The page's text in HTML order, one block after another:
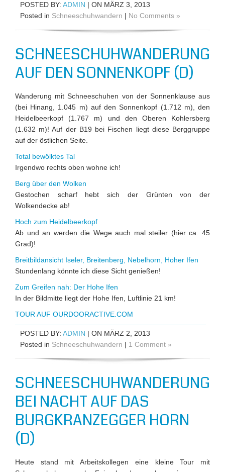
POSTED BY: ADMIN | ON MÄRZ 3, 2013
Posted in Schneeschuhwandern | No Comments »
SCHNEESCHUHWANDERUNG
AUF DEN SONNENKOPF (D)
Wanderung mit Schneeschuhen von der Sonnenklause aus
(bei Hinang, 1.045 m) auf den Sonnenkopf (1.712 m), den
Heidelbeerkopf (1.767 m) und den Oberen Kohlersberg
(1.632 m)! Auf der B19 bei Fischen liegt diese Berggruppe
auf der östlichen Seite.
Total bewölktes Tal
Irgendwo rechts oben wohne ich!
Berg über den Wolken
Gestochen scharf hebt sich der Grünten von der
Wolkendecke ab!
Hoch zum Heidelbeerkopf
Ab und an werden die Wege auch mal steiler (hier ca. 45
Grad)!
Breitbildansicht Iseler, Breitenberg, Nebelhorn, Hoher Ifen
Stundenlang könnte ich diese Sicht genießen!
Zum Greifen nah: Der Hohe Ifen
In der Bildmitte liegt der Hohe Ifen, Luftlinie 21 km!
TOUR AUF OURDOORACTIVE.COM
POSTED BY: ADMIN | ON MÄRZ 2, 2013
Posted in Schneeschuhwandern | 1 Comment »
SCHNEESCHUHWANDERUNG
BEI NACHT AUF DAS
BURGKRANZEGGER HORN
(D)
Heute stand mit Arbeitskollegen eine kleine Tour mit